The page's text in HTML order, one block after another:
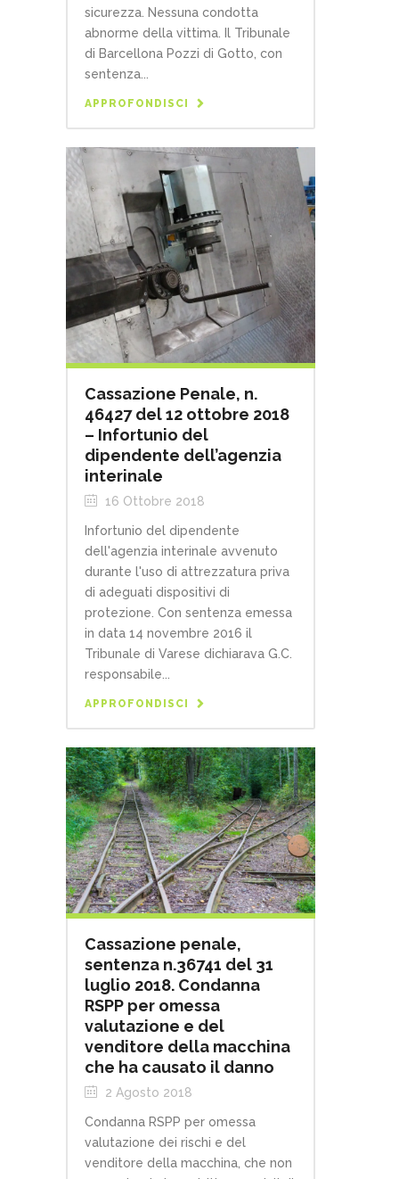
sicurezza. Nessuna condotta
abnorme della vittima. Il Tribunale
di Barcellona Pozzi di Gotto, con
sentenza...
APPROFONDISCI
Cassazione Penale, n.
46427 del 12 ottobre 2018
– Infortunio del
dipendente dell’agenzia
interinale
16 Ottobre 2018
Infortunio del dipendente
dell'agenzia interinale avvenuto
durante l'uso di attrezzatura priva
di adeguati dispositivi di
protezione. Con sentenza emessa
in data 14 novembre 2016 il
Tribunale di Varese dichiarava G.C.
responsabile...
APPROFONDISCI
Cassazione penale,
sentenza n.36741 del 31
luglio 2018. Condanna
RSPP per omessa
valutazione e del
venditore della macchina
che ha causato il danno
2 Agosto 2018
Condanna RSPP per omessa
valutazione dei rischi e del
venditore della macchina, che non